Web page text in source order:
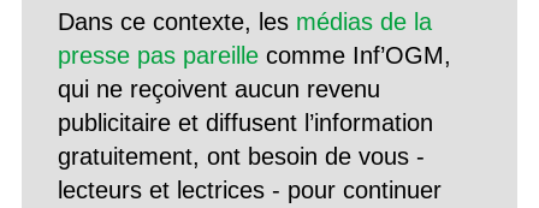
Dans ce contexte, les médias de la
presse pas pareillecomme Inf’OGM,
qui ne reçoivent aucun revenu
publicitaire et diffusent l’information
gratuitement, ont besoin de vous -
lecteurs et lectrices - pour continuer